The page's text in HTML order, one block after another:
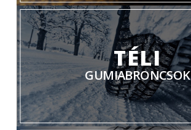
TÉLI
GUMIABRONCSOK